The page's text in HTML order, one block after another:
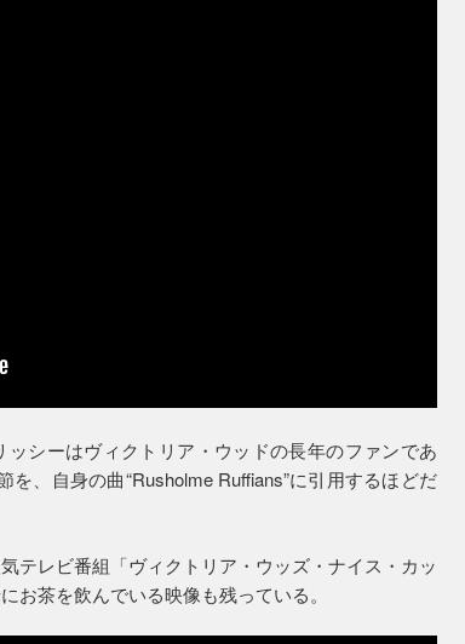
シーはヴィクトリア・ウッドの長年のファンであ
を、自身の曲“Rusholme Ruffians”に引用するほどだ
テレビ番組「ヴィクトリア・ウッズ・ナイス・カッ
お茶を飲んでいる映像も残っている。